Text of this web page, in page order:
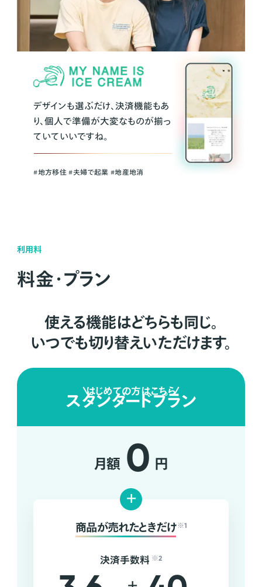
デザインも選ぶだけ、決済機能もあ
り、個人で準備が大変なものが揃っ
ていていいですね。
#地方移住 #夫婦で起業 #地産地消
利用料
料金・プラン
使える機能はどちらも同じ。
いつでも切り替えいただけます。
はじめての方はこちら
スタンダードプラン
月額 0 円
+
商品が売れたときだけ ※1
決済手数料 ※2